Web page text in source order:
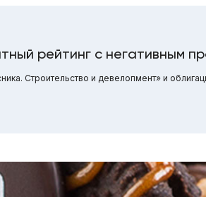
рейтинг с негативным
Строительство и девелопмент» и